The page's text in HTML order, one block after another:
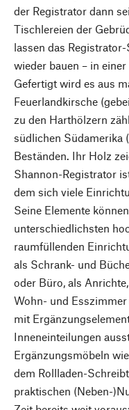
der Registrator dann
Tischlereien der
lassen das
wieder bauen – in
Gefertigt wird es aus
Feuerlandkirsche
zu den Harthölzern
südlichen Südamerika
Beständen. Ihr Holz
Shannon-Registrator
dem sich viele
Seine Elemente
unterschiedlichsten
raumfüllenden
als Schrank- und
oder Büro, als
Wohn- und
mit
Inneneinteilungen
Ergänzungsmöbeln
dem Rollladen-
praktischen (Neben-